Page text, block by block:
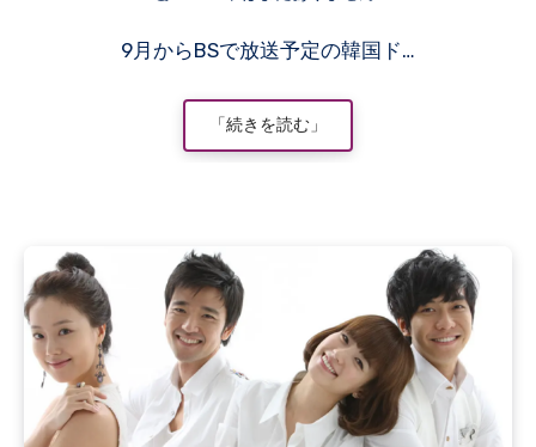
9月からBSで放送予定の韓国ド…
「続きを読む」